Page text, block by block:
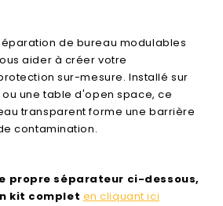
de bureau modulables
aider à créer votre
sur-mesure. Installé sur
une table d'open space, ce
transparent forme une barrière
contamination.
propre séparateur ci-dessous,
kit complet en cliquant ici